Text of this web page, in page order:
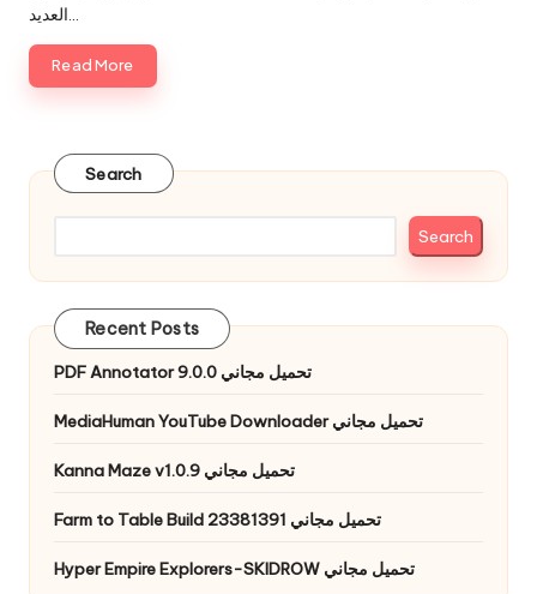
العديد…
Read More
Search
Search
Recent Posts
PDF Annotator 9.0.0 تحميل مجاني
MediaHuman YouTube Downloader تحميل مجاني
Kanna Maze v1.0.9 تحميل مجاني
Farm to Table Build 23381391 تحميل مجاني
Hyper Empire Explorers-SKIDROW تحميل مجاني